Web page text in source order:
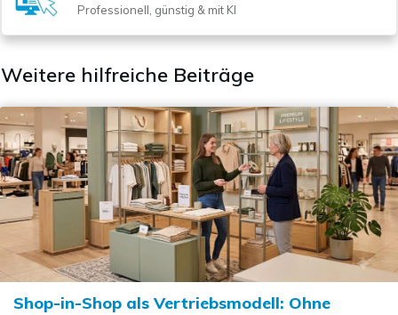
Professionell, günstig & mit KI
Weitere hilfreiche Beiträge
Shop-in-Shop als Vertriebsmodell: Ohne